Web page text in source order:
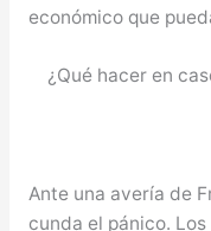
económico que
¿Qué hacer en
Ante una avería de
cunda el pánico.